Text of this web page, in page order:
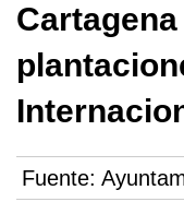
Fuente: